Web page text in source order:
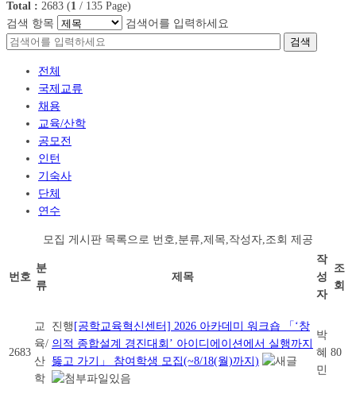
Total : 2683 (1 / 135 Page)
검색 항목
검색어를 입력하세요
검색
전체
국제교류
채용
교육/산학
공모전
인턴
기숙사
단체
연수
모집 게시판 목록으로 번호,분류,제목,작성자,조회 제공
번호
분
류
제목
작
성
자
조
회
2683
교
육/
산
학
진행 [공학교육혁신센터] 2026 아카데미 워크숍 「‘창
의적 종합설계 경진대회’ 아이디에이션에서 실행까지
뚫고 가기」 참여학생 모집(~8/18(월)까지)
박
혜
민
80